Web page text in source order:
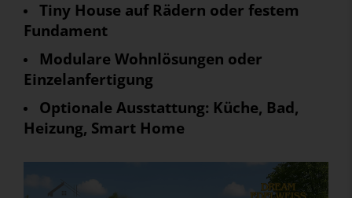
Tiny House auf Rädern oder festem
Fundament
Modulare Wohnlösungen oder
Einzelanfertigung
Optionale Ausstattung: Küche, Bad,
Heizung, Smart Home